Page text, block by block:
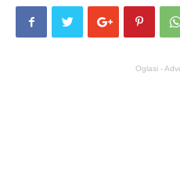
Oglasi -